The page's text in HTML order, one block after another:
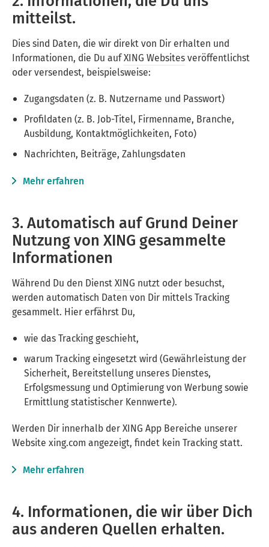
mitteilst.
Dies sind Daten, die wir direkt von Dir erhalten und
Informationen, die Du aufXING Websitesveröffentlichst
oder versendest, beispielsweise:
Zugangsdaten (z. B. Nutzername und Passwort)
Profildaten (z. B. Job-Titel, Firmenname, Branche,
Ausbildung, Kontaktmöglichkeiten, Foto)
Nachrichten, Beiträge, Zahlungsdaten
Mehr erfahren
3. Automatisch auf Grund Deiner
Nutzung von XING gesammelte
Informationen
Während Du den DienstXING nutzt oder besuchst,
werden automatisch Daten von Dir mittels Tracking
gesammelt. Hier erfährst Du,
wie das Tracking geschieht,
warum Tracking eingesetzt wird (Gewährleistung der
Sicherheit, Bereitstellung unseres Dienstes,
Erfolgsmessung und Optimierung von Werbung sowie
Ermittlung statistischer Kennwerte).
Werden Dir innerhalb der XING App Bereiche unserer
Website xing.com angezeigt, findet kein Tracking statt.
Mehr erfahren
4. Informationen, die wir über Dich
aus anderen Quellen erhalten.